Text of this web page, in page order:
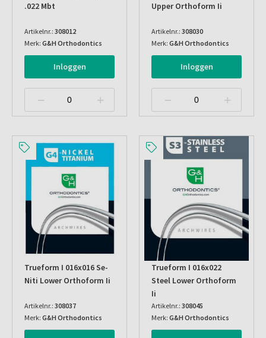
.022 Mbt
Artikelnr.: 308012
Merk: G&H Orthodontics
Inloggen
Upper Orthoform Ii
Artikelnr.: 308030
Merk: G&H Orthodontics
Inloggen
Trueform I 016x016 Se-
Niti Lower Orthoform Ii
Artikelnr.: 308037
Merk: G&H Orthodontics
Trueform I 016x022
Steel Lower Orthoform
Ii
Artikelnr.: 308045
Merk: G&H Orthodontics